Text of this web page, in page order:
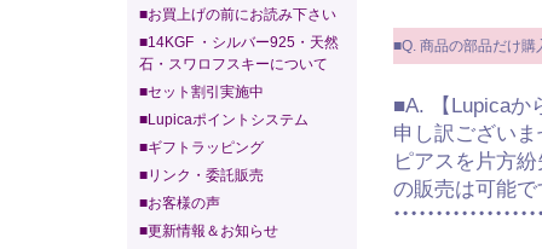
■お買上げの前にお読み下さい
■14KGF ・シルバー925・天然
石・スワロフスキーについて
■セット割引実施中
■Lupicaポイントシステム
■ギフトラッピング
■リンク・委託販売
■お客様の声
■更新情報＆お知らせ
■Q. 商品の部品だけ購
■A. 【Lupicaか
申し訳ござい
ピアスを片方
の販売は可能